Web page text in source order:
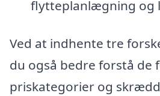
flytteplanlægning og
Ved at indhente tre
du også bedre forstå de
priskategorier og